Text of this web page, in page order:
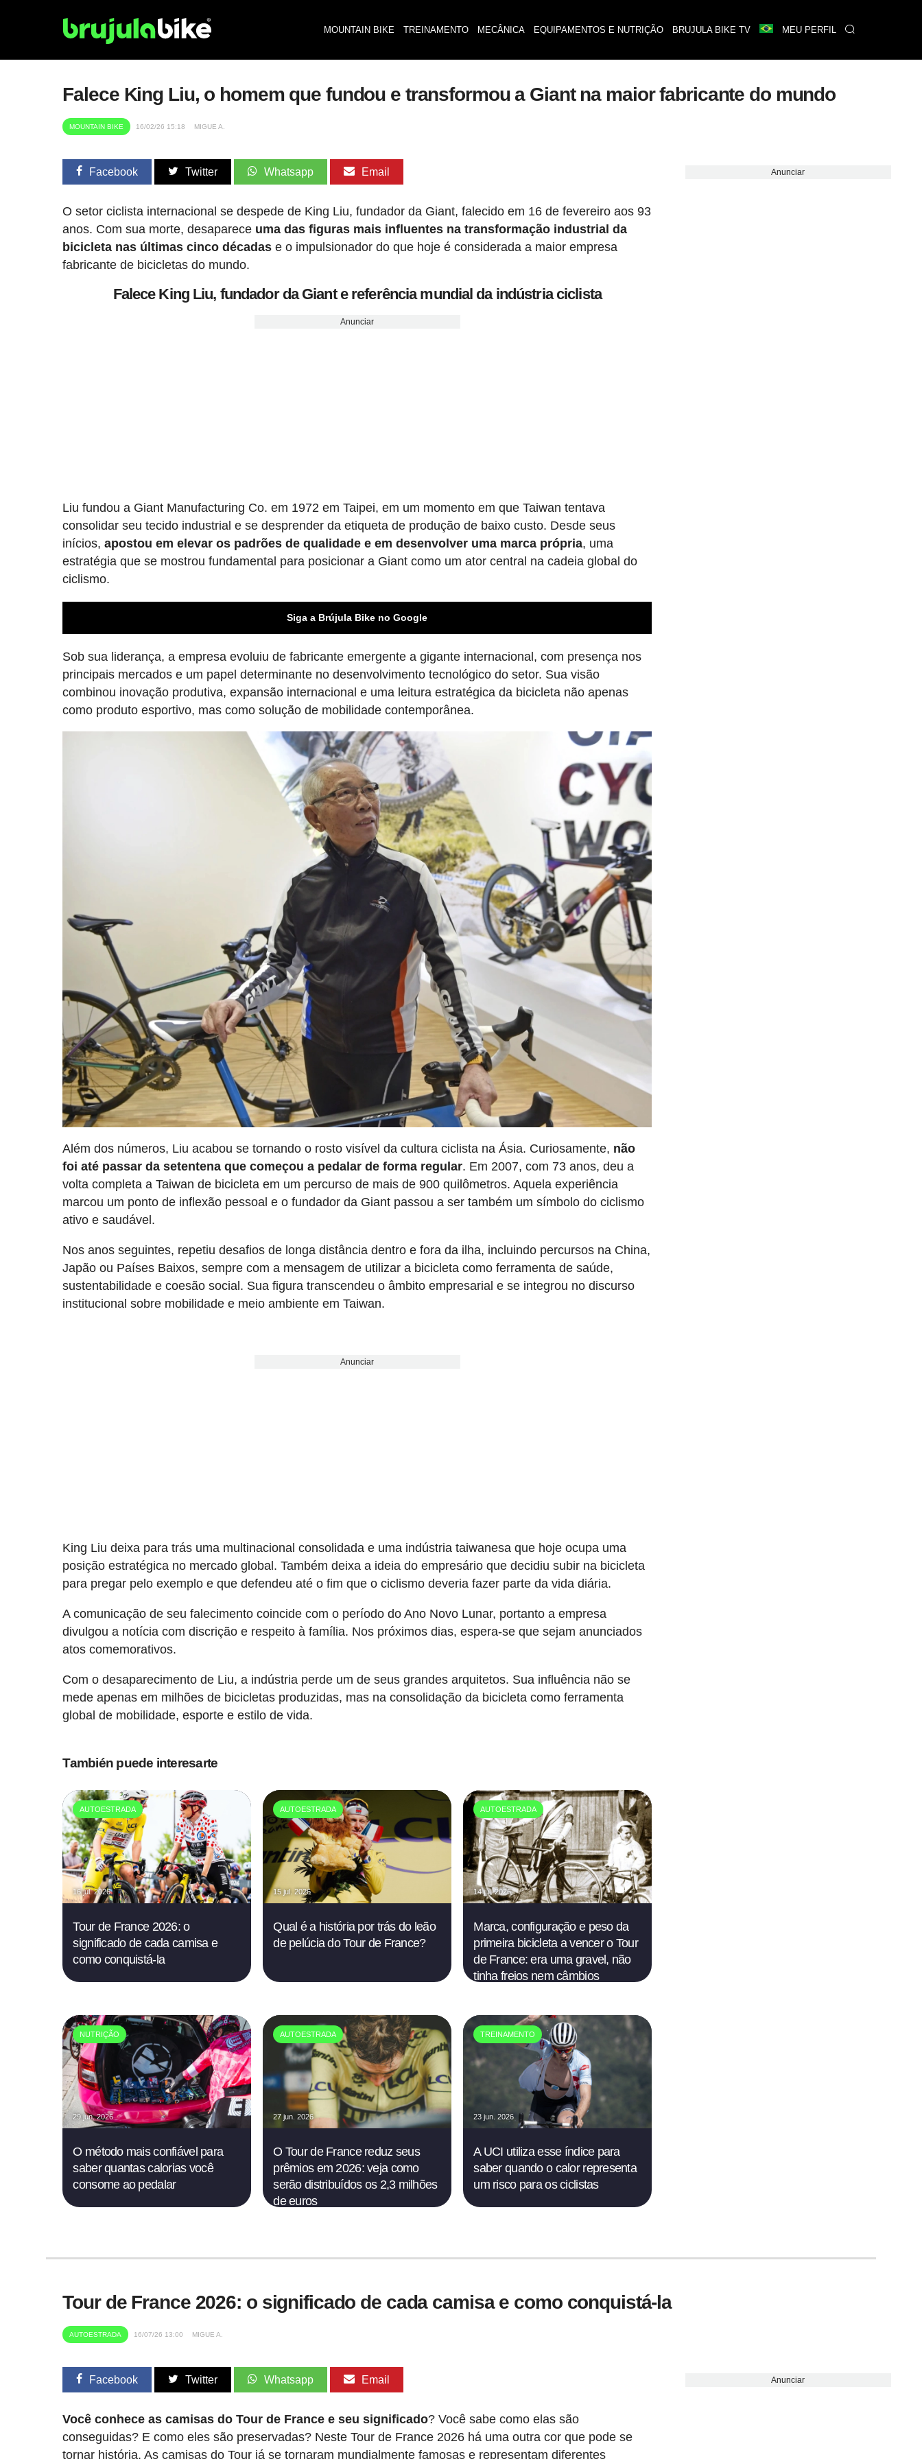
MOUNTAIN BIKE TREINAMENTO MECÂNICA EQUIPAMENTOS E NUTRIÇÃO BRUJULA BIKE TV MEU PERFIL
Falece King Liu, o homem que fundou e transformou a Giant na maior fabricante do mundo
MOUNTAIN BIKE 16/02/26 15:18 MIGUE A.
Facebook Twitter Whatsapp Email
O setor ciclista internacional se despede de King Liu, fundador da Giant, falecido em 16 de fevereiro aos 93
anos. Com sua morte, desaparece uma das figuras mais influentes na transformação industrial da
bicicleta nas últimas cinco décadas e o impulsionador do que hoje é considerada a maior empresa
fabricante de bicicletas do mundo.
Falece King Liu, fundador da Giant e referência mundial da indústria ciclista
Anunciar
Liu fundou a Giant Manufacturing Co. em 1972 em Taipei, em um momento em que Taiwan tentava
consolidar seu tecido industrial e se desprender da etiqueta de produção de baixo custo. Desde seus
inícios,apostou em elevar os padrões de qualidade e em desenvolver uma marca própria, uma
estratégia que se mostrou fundamental para posicionar a Giant como um ator central na cadeia global do
ciclismo.
Siga a Brújula Bike no Google
Sob sua liderança, a empresa evoluiu de fabricante emergente a gigante internacional, com presença nos
principais mercados e um papel determinante no desenvolvimento tecnológico do setor. Sua visão
combinou inovação produtiva, expansão internacional e uma leitura estratégica da bicicleta não apenas
como produto esportivo, mas como solução de mobilidade contemporânea.
Além dos números, Liu acabou se tornando o rosto visível da cultura ciclista na Ásia. Curiosamente, não
foi até passar da setentena que começou a pedalar de forma regular. Em 2007, com 73 anos, deu a
volta completa a Taiwan de bicicleta em um percurso de mais de 900 quilômetros. Aquela experiência
marcou um ponto de inflexão pessoal e o fundador da Giant passou a ser também um símbolo do ciclismo
ativo e saudável.
Nos anos seguintes, repetiu desafios de longa distância dentro e fora da ilha, incluindo percursos na China,
Japão ou Países Baixos, sempre com a mensagem de utilizar a bicicleta como ferramenta de saúde,
sustentabilidade e coesão social. Sua figura transcendeu o âmbito empresarial e se integrou no discurso
institucional sobre mobilidade e meio ambiente em Taiwan.
Anunciar
King Liu deixa para trás uma multinacional consolidada e uma indústria taiwanesa que hoje ocupa uma
posição estratégica no mercado global. Também deixa a ideia do empresário que decidiu subir na bicicleta
para pregar pelo exemplo e que defendeu até o fim que o ciclismo deveria fazer parte da vida diária.
A comunicação de seu falecimento coincide com o período do Ano Novo Lunar, portanto a empresa
divulgou a notícia com discrição e respeito à família. Nos próximos dias, espera-se que sejam anunciados
atos comemorativos.
Com o desaparecimento de Liu, a indústria perde um de seus grandes arquitetos. Sua influência não se
mede apenas em milhões de bicicletas produzidas, mas na consolidação da bicicleta como ferramenta
global de mobilidade, esporte e estilo de vida.
También puede interesarte
AUTOESTRADA
16 jul. 2026
Tour de France 2026: o
significado de cada camisa e
como conquistá-la
AUTOESTRADA
15 jul. 2026
Qual é a história por trás do leão
de pelúcia do Tour de France?
AUTOESTRADA
14 jul. 2026
Marca, configuração e peso da
primeira bicicleta a vencer o Tour
de France: era uma gravel, não
tinha freios nem câmbios
NUTRIÇÃO
29 jun. 2026
O método mais confiável para
saber quantas calorias você
consome ao pedalar
AUTOESTRADA
27 jun. 2026
O Tour de France reduz seus
prêmios em 2026: veja como
serão distribuídos os 2,3 milhões
de euros
TREINAMENTO
23 jun. 2026
A UCI utiliza esse índice para
saber quando o calor representa
um risco para os ciclistas
Anunciar
Tour de France 2026: o significado de cada camisa e como conquistá-la
AUTOESTRADA 16/07/26 13:00 MIGUE A.
Facebook Twitter Whatsapp Email
Você conhece as camisas do Tour de France e seu significado? Você sabe como elas são
conseguidas? E como eles são preservadas? Neste Tour de France 2026 há uma outra cor que pode se
tornar história. As camisas do Tour já se tornaram mundialmente famosas e representam diferentes
Anunciar